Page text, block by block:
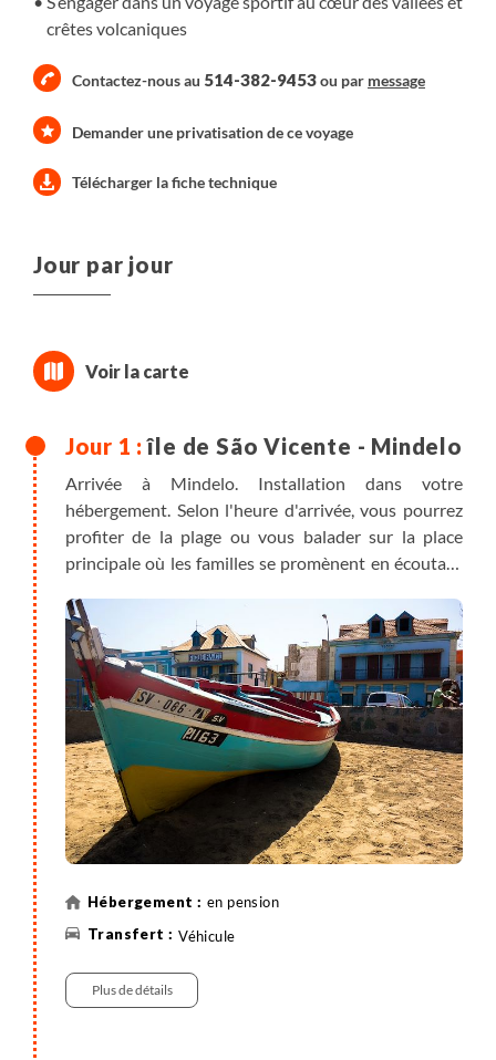
crêtes volcaniques
Contactez-nous au 514-382-9453ou par message
Demander une privatisation de ce voyage
Télécharger la fiche technique
Jour par jour
île de São Vicente - Mindelo
Arrivée à Mindelo. Installation dans votre
hébergement. Selon l'heure d'arrivée, vous pourrez
profiter de la plage ou vous balader sur la place
principale où les familles se promènent en écoutant
organisé par votre guide pour un briefing de votre
voyage (repas à votre charge).
en pension
Véhicule
Plus de détails